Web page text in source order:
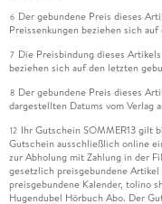
6 Der gebundene Preis dieses
Preissenkungen beziehen sich
7 Die Preisbindung dieses
beziehen sich auf den letzten
8 Der gebundene Preis dieses
dargestellten Datums vom Verlag
12 Ihr Gutschein SOMMER13 gilt
Gutschein ausschließlich online
zur Abholung mit Zahlung in der
gesetzlich preisgebundene
preisgebundene Kalender, tolino
Hugendubel Hörbuch Abo. Der